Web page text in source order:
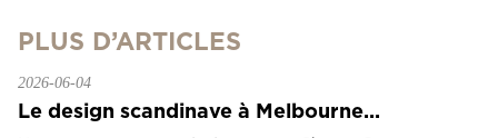
PLUS D’ARTICLES
2026-06-04
Le design scandinave à Melbourne...